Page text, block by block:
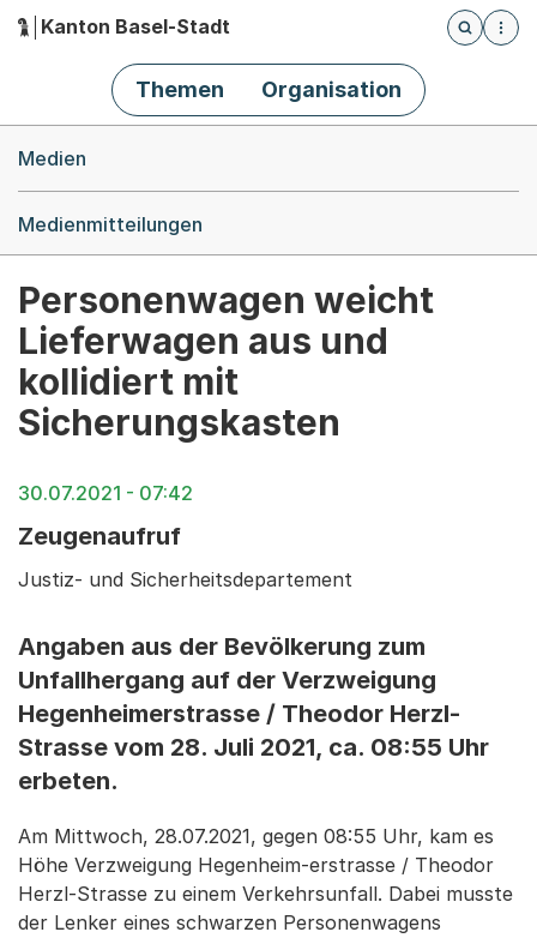
Hauptnavigation
Kanton Basel-Stadt
Öffnet
Themen Organisation
Medien
Medienmitteilungen
Personenwagen weicht
Lieferwagen aus und
kollidiert mit
Sicherungskasten
30.07.2021 - 07:42
Zeugenaufruf
Justiz- und Sicherheitsdepartement
Angaben aus der Bevölkerung zum
Unfallhergang auf der Verzweigung
Hegenheimerstrasse / Theodor Herzl-
Strasse vom 28. Juli 2021, ca. 08:55 Uhr
erbeten.
Am Mittwoch, 28.07.2021, gegen 08:55 Uhr, kam es
Höhe Verzweigung Hegenheim-erstrasse / Theodor
Herzl-Strasse zu einem Verkehrsunfall. Dabei musste
der Lenker eines schwarzen Personenwagens